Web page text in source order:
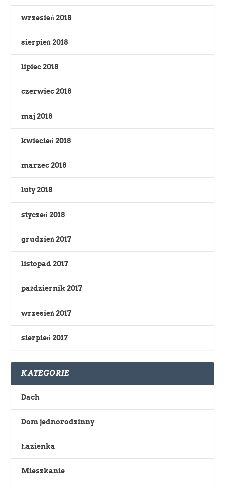
wrzesień 2018
sierpień 2018
lipiec 2018
czerwiec 2018
maj 2018
kwiecień 2018
marzec 2018
luty 2018
styczeń 2018
grudzień 2017
listopad 2017
październik 2017
wrzesień 2017
sierpień 2017
KATEGORIE
Dach
Dom jednorodzinny
Łazienka
Mieszkanie